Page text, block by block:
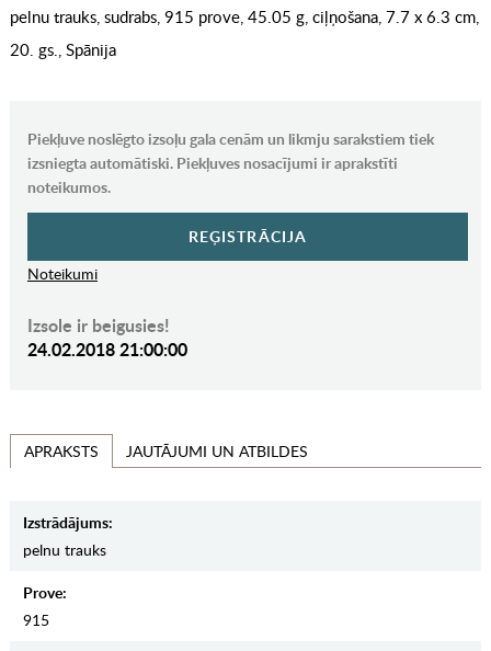
pelnu trauks, sudrabs, 915 prove, 45.05 g, ciļņošana, 7.7 x 6.3 cm,
20. gs., Spānija
Piekļuve noslēgto izsoļu gala cenām un likmju sarakstiem tiek
izsniegta automātiski. Piekļuves nosacījumi ir aprakstīti
noteikumos.
REĢISTRĀCIJA
Noteikumi
Izsole ir beigusies!
24.02.2018 21:00:00
APRAKSTS JAUTĀJUMI UN ATBILDES
Izstrādājums:
pelnu trauks
Prove:
915